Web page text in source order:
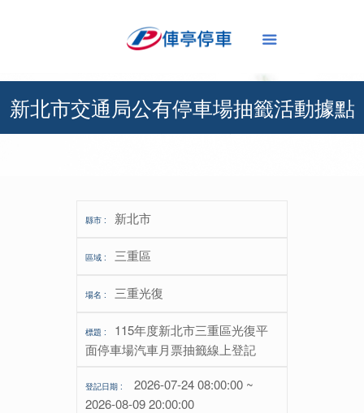
新北市交通局公有停車場抽籤活動據點
依新北市公有停車場管理自治條例第3條附表1規定，月租停車採公
新北市
三重區
三重光復
115年度新北市三重區光復平
面停車場汽車月票抽籤線上登記
2026-08-09 20:00:00